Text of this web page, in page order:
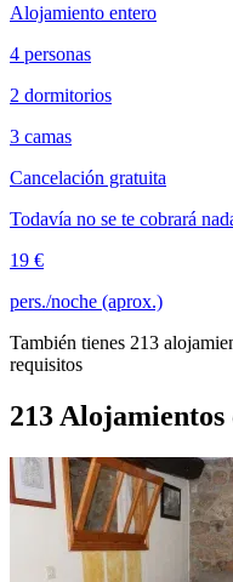
Alojamiento entero
4 personas
2 dormitorios
3 camas
Cancelación gratuita
Todavía no se te cobrará
19 €
pers./noche (aprox.)
También tienes 213
requisitos
213